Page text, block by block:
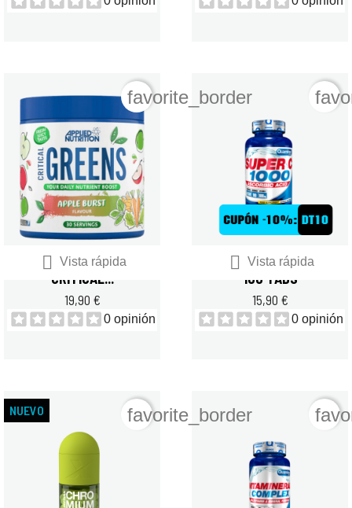
 Vista rápida
APPLIED NUTRITION
CRITICAL...
19,90 €
0 opinión
favorite_border
 Vista rápida
QUAMTRAX SUPER C 1000
100 TABS
15,90 €
0 opinión
NUEVO favorite_border